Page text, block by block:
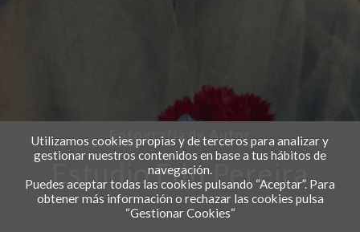
Fotografía de Autor
Estudio Edu Pereira
Utilizamos cookies propias y de terceros para analizar y
gestionar nuestros contenidos en base a tus hábitos de
navegación.
Puedes aceptar todas las cookies pulsando “Aceptar”. Para
obtener más información o rechazar las cookies pulsa
“Gestionar Cookies“